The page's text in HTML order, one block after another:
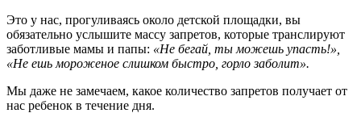
Это у нас, прогуливаясь около детской площадки, вы
обязательно услышите массу запретов, которые транслируют
заботливые мамы и папы: «Не бегай, ты можешь упасть!»,
«Не ешь мороженое слишком быстро, горло заболит».
Мы даже не замечаем, какое количество запретов получает от
нас ребенок в течение дня.